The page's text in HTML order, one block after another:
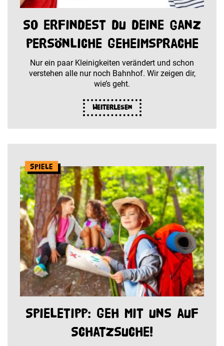
So erfindest du deine ganz
persönliche Geheimsprache
Nur ein paar Kleinigkeiten verändert und schon
verstehen alle nur noch Bahnhof. Wir zeigen dir,
wie’s geht.
Weiterlesen
Spiele
Spieletipp: Geh mit uns auf
Schatzsuche!